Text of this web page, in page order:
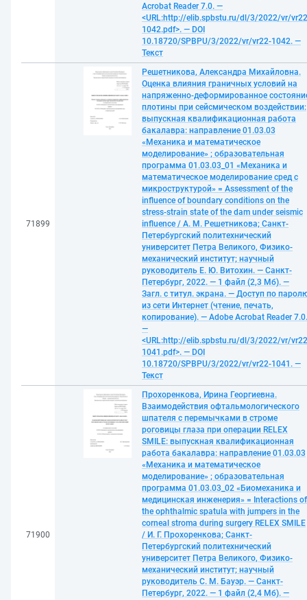
Acrobat Reader 7.0. —
<URL:http://elib.spbstu.ru/dl/3/2022/vr/
1042.pdf>. — DOI
10.18720/SPBPU/3/2022/vr/vr22-1042. —
Текст
71899
Решетникова, Александра Михайловна.
Оценка влияния граничных условий на
напряженно-деформированное
плотины при сейсмическом воздействии:
выпускная квалификационная работа
бакалавра: направление 01.03.03
«Механика и математическое
моделирование» ; образовательная
программа 01.03.03_01 «Механика и
математическое моделирование сред с
микроструктурой» = Assessment of the
influence of boundary conditions on the
stress-strain state of the dam under seismic
influence / А. М. Решетникова; Санкт-
Петербургский политехнический
университет Петра Великого, Физико-
механический институт; научный
руководитель Е. Ю. Витохин. — Санкт-
Петербург, 2022. — 1 файл (2,3 Мб). —
Загл. с титул. экрана. — Доступ по
из сети Интернет (чтение, печать,
копирование). — Adobe Acrobat Reader 7.0.
—
<URL:http://elib.spbstu.ru/dl/3/2022/vr/
1041.pdf>. — DOI
10.18720/SPBPU/3/2022/vr/vr22-1041. —
Текст
71900
Прохоренкова, Ирина Георгиевна.
Взаимодействия офтальмологического
шпателя с перемычками в строме
роговицы глаза при операции RELEX
SMILE: выпускная квалификационная
работа бакалавра: направление 01.03.03
«Механика и математическое
моделирование» ; образовательная
программа 01.03.03_02 «Биомеханика и
медицинская инженерия» = Interactions of
the ophthalmic spatula with jumpers in the
corneal stroma during surgery RELEX SMILE
/ И. Г. Прохоренкова; Санкт-
Петербургский политехнический
университет Петра Великого, Физико-
механический институт; научный
руководитель С. М. Бауэр. — Санкт-
Петербург, 2022. — 1 файл (2,4 Мб). —